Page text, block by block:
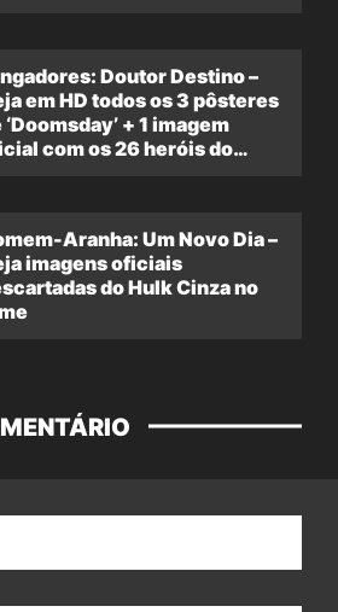
Doutor Destino –
em HD todos os 3 pôsteres
‘Doomsday’ + 1 imagem
com os 26 heróis do
Aranha: Um Novo Dia –
imagens oficiais
do Hulk Cinza no